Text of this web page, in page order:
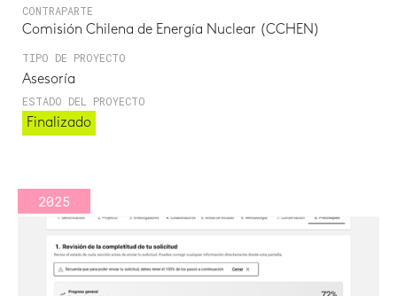
CONTRAPARTE
Comisión Chilena de Energía Nuclear (CCHEN)
TIPO DE PROYECTO
Asesoría
ESTADO DEL PROYECTO
Finalizado
2025